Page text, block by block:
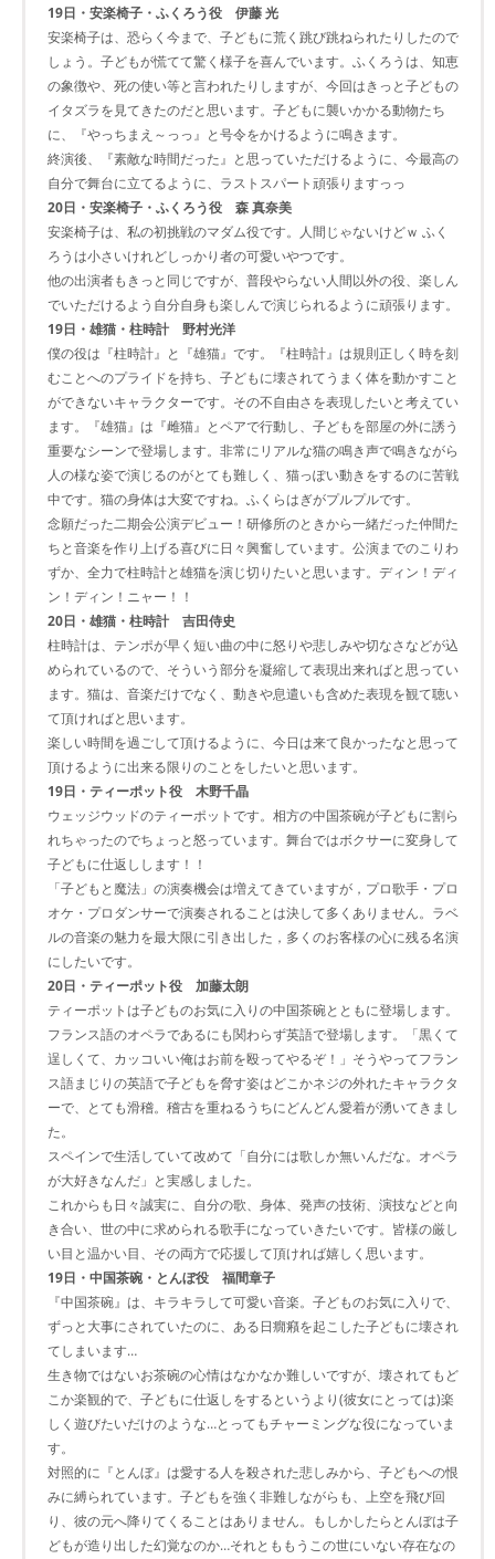
19日・安楽椅子・ふくろう役 伊藤 光
安楽椅子は、恐らく今まで、子どもに荒く跳び跳ねられたりしたので
しょう。子どもが慌てて驚く様子を喜んでいます。ふくろうは、知恵
の象徴や、死の使い等と言われたりしますが、今回はきっと子どもの
イタズラを見てきたのだと思います。子どもに襲いかかる動物たち
に、『やっちまえ～っっ』と号令をかけるように鳴きます。
終演後、『素敵な時間だった』と思っていただけるように、今最高の
自分で舞台に立てるように、ラストスパート頑張りますっっ
20日・安楽椅子・ふくろう役 森 真奈美
安楽椅子は、私の初挑戦のマダム役です。人間じゃないけどｗ ふく
ろうは小さいけれどしっかり者の可愛いやつです。
他の出演者もきっと同じですが、普段やらない人間以外の役、楽しん
でいただけるよう自分自身も楽しんで演じられるように頑張ります。
19日・雄猫・柱時計 野村光洋
僕の役は『柱時計』と『雄猫』です。『柱時計』は規則正しく時を刻
むことへのプライドを持ち、子どもに壊されてうまく体を動かすこと
ができないキャラクターです。その不自由さを表現したいと考えてい
ます。『雄猫』は『雌猫』とペアで行動し、子どもを部屋の外に誘う
重要なシーンで登場します。非常にリアルな猫の鳴き声で鳴きながら
人の様な姿で演じるのがとても難しく、猫っぽい動きをするのに苦戦
中です。猫の身体は大変ですね。ふくらはぎがプルプルです。
念願だった二期会公演デビュー！研修所のときから一緒だった仲間た
ちと音楽を作り上げる喜びに日々興奮しています。公演までのこりわ
ずか、全力で柱時計と雄猫を演じ切りたいと思います。ディン！ディ
ン！ディン！ニャー！！
20日・雄猫・柱時計 吉田侍史
柱時計は、テンポが早く短い曲の中に怒りや悲しみや切なさなどが込
められているので、そういう部分を凝縮して表現出来ればと思ってい
ます。猫は、音楽だけでなく、動きや息遣いも含めた表現を観て聴い
て頂ければと思います。
楽しい時間を過ごして頂けるように、今日は来て良かったなと思って
頂けるように出来る限りのことをしたいと思います。
19日・ティーポット役 木野千晶
ウェッジウッドのティーポットです。相方の中国茶碗が子どもに割ら
れちゃったのでちょっと怒っています。舞台ではボクサーに変身して
子どもに仕返しします！！
「子どもと魔法」の演奏機会は増えてきていますが，プロ歌手・プロ
オケ・プロダンサーで演奏されることは決して多くありません。ラベ
ルの音楽の魅力を最大限に引き出した，多くのお客様の心に残る名演
にしたいです。
20日・ティーポット役 加藤太朗
ティーポットは子どものお気に入りの中国茶碗とともに登場します。
フランス語のオペラであるにも関わらず英語で登場します。「黒くて
逞しくて、カッコいい俺はお前を殴ってやるぞ！」そうやってフラン
ス語まじりの英語で子どもを脅す姿はどこかネジの外れたキャラクタ
ーで、とても滑稽。稽古を重ねるうちにどんどん愛着が湧いてきまし
た。
スペインで生活していて改めて「自分には歌しか無いんだな。オペラ
が大好きなんだ」と実感しました。
これからも日々誠実に、自分の歌、身体、発声の技術、演技などと向
き合い、世の中に求められる歌手になっていきたいです。皆様の厳し
い目と温かい目、その両方で応援して頂ければ嬉しく思います。
19日・中国茶碗・とんぼ役 福間章子
『中国茶碗』は、キラキラして可愛い音楽。子どものお気に入りで、
ずっと大事にされていたのに、ある日癇癪を起こした子どもに壊され
てしまいます…
生き物ではないお茶碗の心情はなかなか難しいですが、壊されてもど
こか楽観的で、子どもに仕返しをするというより(彼女にとっては)楽
しく遊びたいだけのような…とってもチャーミングな役になっていま
す。
対照的に『とんぼ』は愛する人を殺された悲しみから、子どもへの恨
みに縛られています。子どもを強く非難しながらも、上空を飛び回
り、彼の元へ降りてくることはありません。もしかしたらとんぼは子
どもが造り出した幻覚なのか…それとももうこの世にいない存在なの